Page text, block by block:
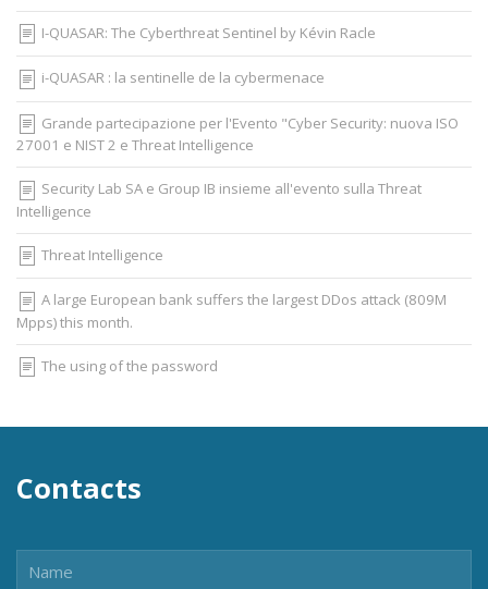
I-QUASAR: The Cyberthreat Sentinel by Kévin Racle
i-QUASAR : la sentinelle de la cybermenace
Grande partecipazione per l'Evento "Cyber Security: nuova ISO
27001 e NIST 2 e Threat Intelligence
Security Lab SA e Group IB insieme all'evento sulla Threat
Intelligence
Threat Intelligence
A large European bank suffers the largest DDos attack (809M
Mpps) this month.
The using of the password
Contacts